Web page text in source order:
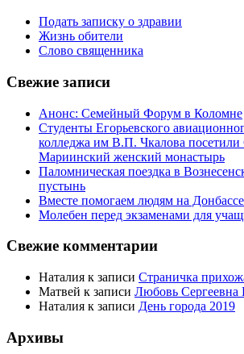
Подать записку о здравии
Жизнь обители
Слово священника
Свежие записи
Анонс: Семейный Форум в Коломне
Студенты Егорьевского
колледжа им В.П. Чкалова
Мариинский женский монастырь
Паломническая поездка в
пустынь
Вместе помогаем людям на Донбассе
Молебен перед экзаменами для
Свежие комментарии
Наталия к записи Страничка
Матвей к записи Любовь Сергеевна
Наталия к записи День города 2019
Архивы